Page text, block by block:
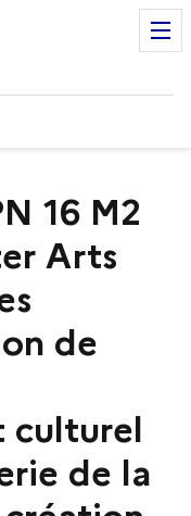
16 M2
Arts
de
culturel
de la